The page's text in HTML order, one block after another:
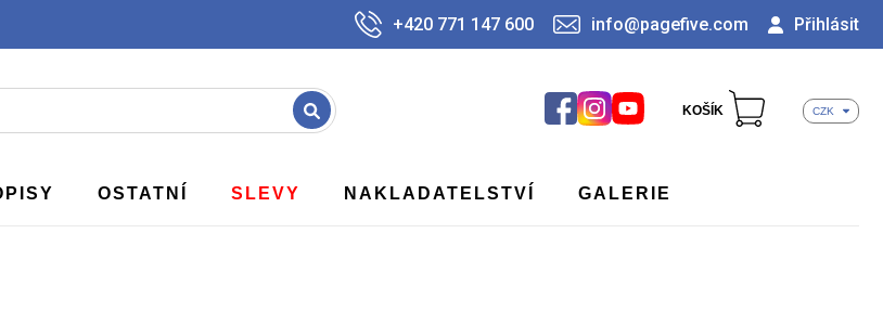
+420 771 147 600 info@pagefive.com Přihlásit
KOŠÍK CZK
OSTATNÍ SLEVY NAKLADATELSTVÍ GALERIE